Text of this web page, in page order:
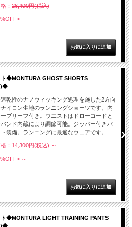
： 26,400円(税込)
ト◆MONTURA GHOST SHORTS
乾性のナノウィッキング処理を施した2方向
イロン生地のランニングショーツです。内
ブリーフ付き。ウエストはドローコードと
ンド内蔵により調節可能。ジッパー付きバ
装備。ランニングに最適なウェアです。
： 14,300円(税込) ～
～
ト◆MONTURA LIGHT TRAINING PANTS